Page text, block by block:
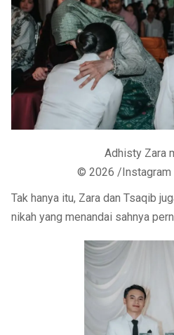
Adhisty Zara
© 2026 /Instagram
Tak hanya itu, Zara dan Tsaqib
nikah yang menandai sahnya